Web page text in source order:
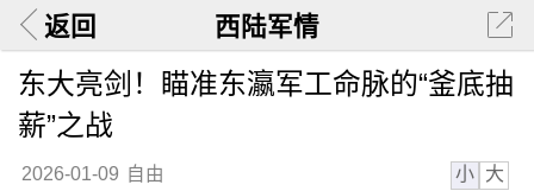
返回 西陆军情
东大亮剑！瞄准东瀛军工命脉的“釜底抽
薪”之战
2026-01-09 自由 小 大